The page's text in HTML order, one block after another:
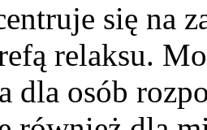
się na
relaksu.
dla osób